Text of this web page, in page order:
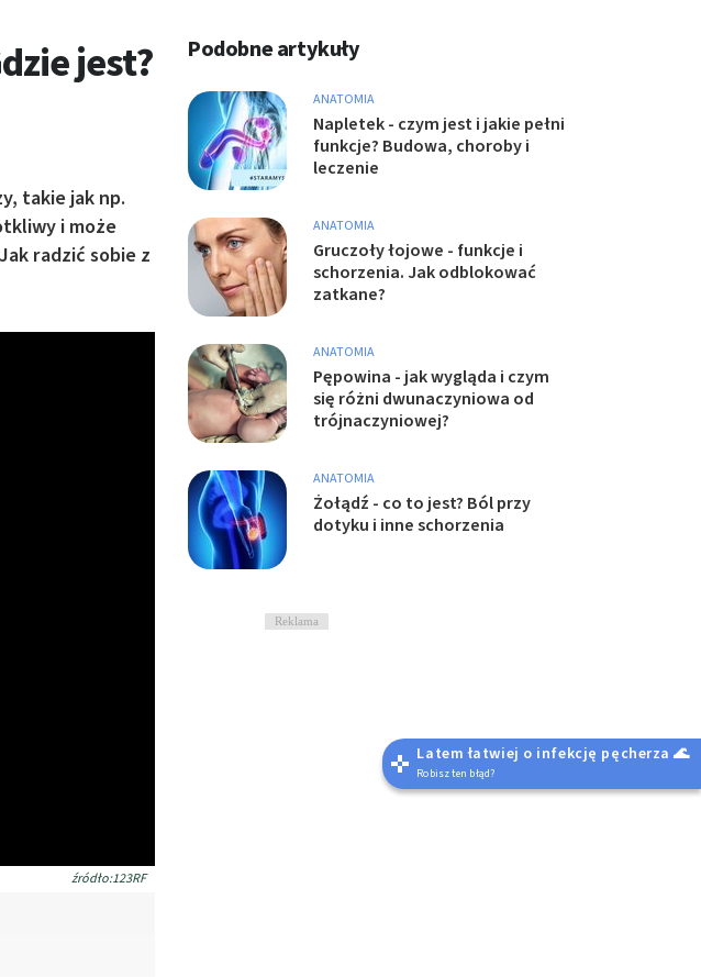
jest?
takie jak np.
i może
radzić sobie z
źródło:123RF
Podobne artykuły
ANATOMIA
Napletek - czym jest i jakie pełni
funkcje? Budowa, choroby i
leczenie
ANATOMIA
Gruczoły łojowe - funkcje i
schorzenia. Jak odblokować
zatkane?
ANATOMIA
Pępowina - jak wygląda i czym
się różni dwunaczyniowa od
trójnaczyniowej?
ANATOMIA
Żołądź - co to jest? Ból przy
dotyku i inne schorzenia
Reklama
Latem łatwiej o infekcję pęcherza 🌊
Robisz ten błąd?